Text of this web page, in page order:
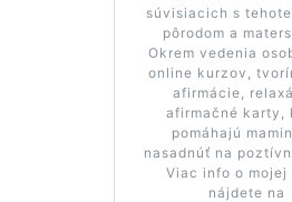
súvisiacich s
pôrodom a
Okrem vedenia
online kurzov,
afirmácie,
afirmačné karty,
pomáhajú
nasadnúť na
Viac info o mojej
nájdete na